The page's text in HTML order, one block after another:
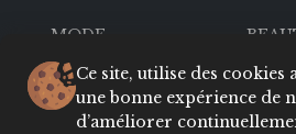
Ce site, utilise des
une bonne expérience de
d’améliorer
MODE
SOCIÉTÉ
VIE PRIVÉE